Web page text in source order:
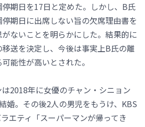
期日を17日と定めた。しかし、B氏
期日に出席しない旨の欠席理由書を
ないことを明らかにした。結果的に
送を決定し、今後は事実上B氏の離
能性が高いとされた。
2018年に女優のチャン・シニョン
婚。その後2人の男児をもうけ、KBS
エティ「スーパーマンが帰ってき